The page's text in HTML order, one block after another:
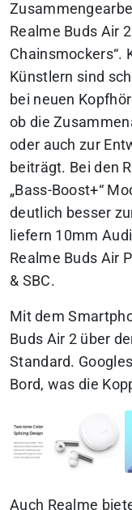
Realme Buds Air
Chainsmockers“.
Künstlern sind
bei neuen
ob die
oder auch zur
beiträgt. Bei den
„Bass-Boost+“
deutlich besser
liefern 10mm
Realme Buds Air
& SBC.
Mit dem
Buds Air 2 über
Standard.
Bord, was die
Auch Realme